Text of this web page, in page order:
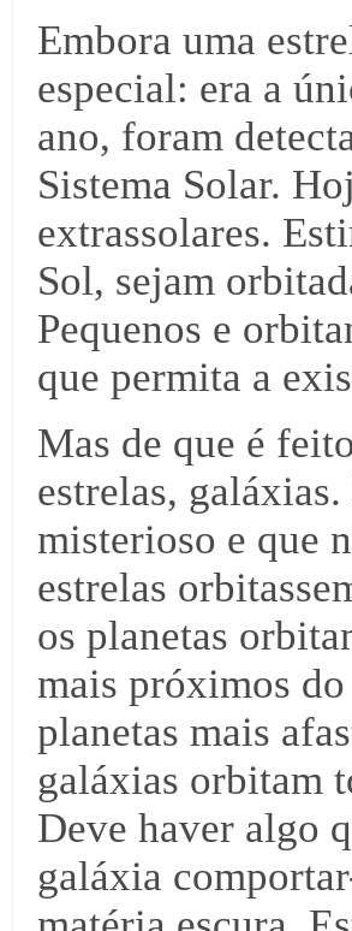
Embora uma
especial: era a
ano, foram
Sistema Solar.
extrassolares.
Sol, sejam
Pequenos e
que permita a
Mas de que é
estrelas,
misterioso e que
estrelas
os planetas
mais próximos
planetas mais
galáxias orbitam
Deve haver algo
galáxia